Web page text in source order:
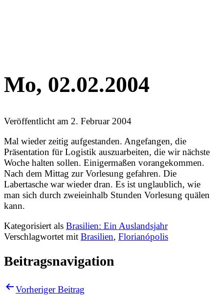
Mo, 02.02.2004
Veröffentlicht am 2. Februar 2004
Mal wieder zeitig aufgestanden. Angefangen, die
Präsentation für Logistik auszuarbeiten, die wir nächste
Woche halten sollen. Einigermaßen vorangekommen.
Nach dem Mittag zur Vorlesung gefahren. Die
Labertasche war wieder dran. Es ist unglaublich, wie
man sich durch zweieinhalb Stunden Vorlesung quälen
kann.
Kategorisiert als Brasilien: Ein Auslandsjahr
Verschlagwortet mit Brasilien, Florianópolis
Beitragsnavigation
Vorheriger Beitrag